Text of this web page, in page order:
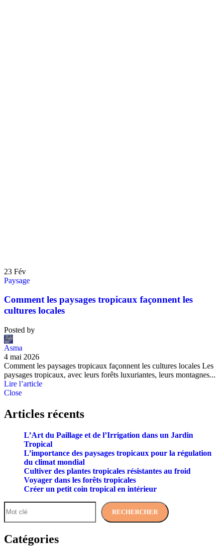
23 Fév
Paysage
Comment les paysages tropicaux façonnent les
cultures locales
Posted by
Asma
4 mai 2026
Comment les paysages tropicaux façonnent les cultures locales Les
paysages tropicaux, avec leurs forêts luxuriantes, leurs montagnes...
Lire l’article
Close
Articles récents
L’Art du Paillage et de l’Irrigation dans un Jardin
Tropical
L’importance des paysages tropicaux pour la régulation
du climat mondial
Cultiver des plantes tropicales résistantes au froid
Voyager dans les forêts tropicales
Créer un petit coin tropical en intérieur
RECHERCHER
Catégories